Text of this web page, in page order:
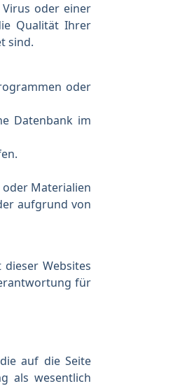
oder einer
Qualität Ihrer
sind.
oder
Datenbank im
Materialien
aufgrund von
Websites
für
auf die Seite
als wesentlich